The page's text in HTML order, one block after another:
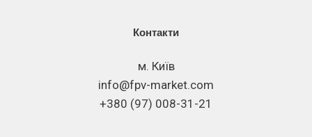
Контакти
м. Київ
info@fpv-market.com
+380 (97) 008-31-21